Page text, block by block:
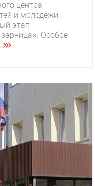
центра
и молодёжи
этап
Особое